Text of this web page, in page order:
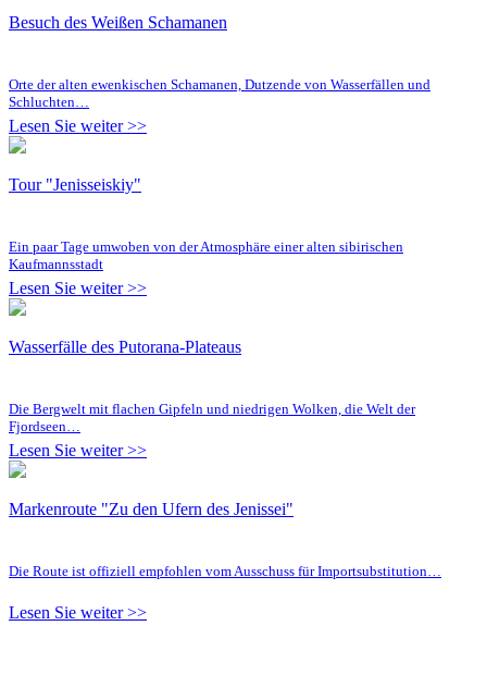
Besuch des Weißen Schamanen
Orte der alten ewenkischen Schamanen, Dutzende von Wasserfällen und
Schluchten…
Lesen Sie weiter >>
Tour "Jenisseiskiy"
Ein paar Tage umwoben von der Atmosphäre einer alten sibirischen
Kaufmannsstadt
Lesen Sie weiter >>
Wasserfälle des Putorana-Plateaus
Die Bergwelt mit flachen Gipfeln und niedrigen Wolken, die Welt der
Fjordseen…
Lesen Sie weiter >>
Markenroute "Zu den Ufern des Jenissei"
Die Route ist offiziell empfohlen vom Ausschuss für Importsubstitution…
Lesen Sie weiter >>